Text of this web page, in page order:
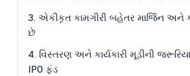
3. એકીકૃત કામગીરી બહેતર માર્જિન અને
છે
4. વિસ્તરણ અને કાર્યકારી મૂડીની
IPO ફંડ